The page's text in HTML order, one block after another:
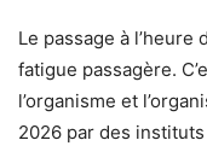
Le passage à l’heure
fatigue passagère.
l’organisme et
2026 par des instituts